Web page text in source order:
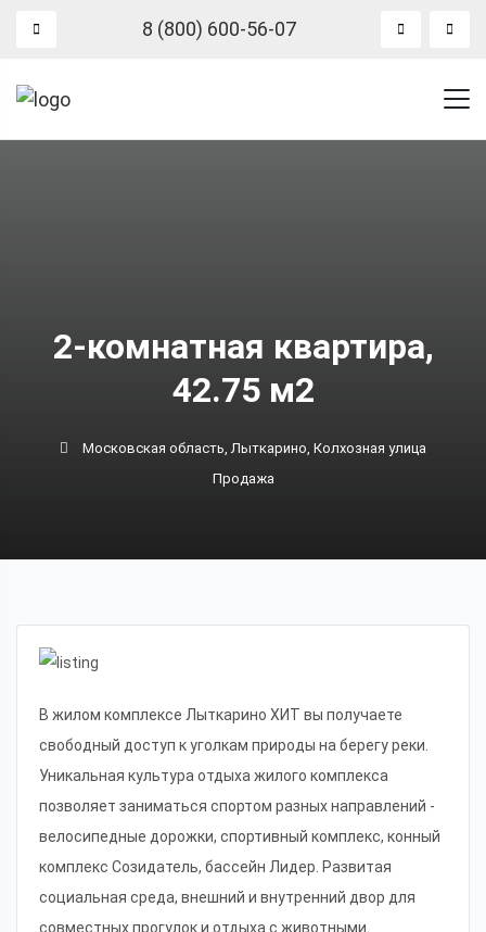
8 (800) 600-56-07
2-комнатная квартира,
42.75 м2
Московская область, Лыткарино, Колхозная улица
Продажа
В жилом комплексе Лыткарино ХИТ вы получаете
свободный доступ к уголкам природы на берегу реки.
Уникальная культура отдыха жилого комплекса
позволяет заниматься спортом разных направлений -
велосипедные дорожки, спортивный комплекс, конный
комплекс Созидатель, бассейн Лидер. Развитая
социальная среда, внешний и внутренний двор для
совместных прогулок и отдыха с животными.